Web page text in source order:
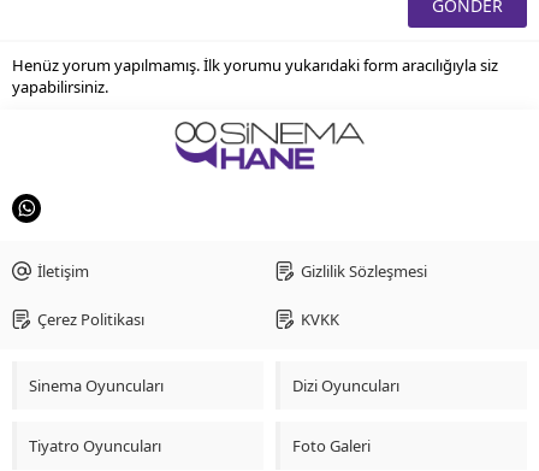
Henüz yorum yapılmamış. İlk yorumu yukarıdaki form aracılığıyla siz
yapabilirsiniz.
İletişim Gizlilik Sözleşmesi
Çerez Politikası KVKK
Sinema Oyuncuları Dizi Oyuncuları
Tiyatro Oyuncuları Foto Galeri